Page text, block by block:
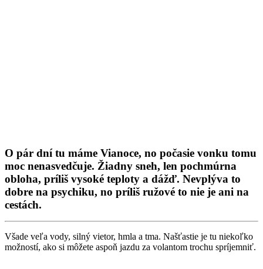
O pár dní tu máme Vianoce, no počasie vonku tomu
moc nenasvedčuje. Žiadny sneh, len pochmúrna
obloha, príliš vysoké teploty a dážď. Nevplýva to
dobre na psychiku, no príliš ružové to nie je ani na
cestách.
Všade veľa vody, silný vietor, hmla a tma. Našťastie je tu niekoľko
možností, ako si môžete aspoň jazdu za volantom trochu spríjemniť.